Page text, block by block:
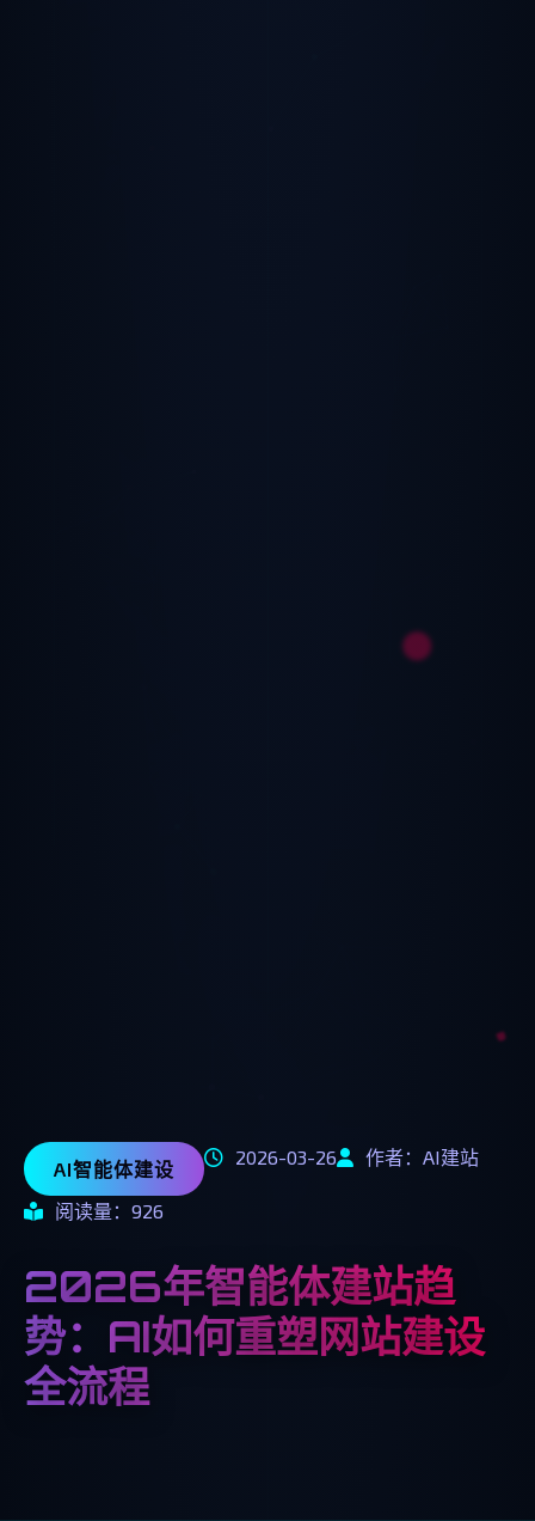
AI智能体建设
2026-03-26 作者：AI建站
阅读量：926
2026年智能体建站趋
势：AI如何重塑网站建设
全流程